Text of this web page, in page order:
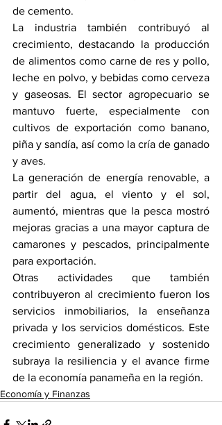
de cemento.
La industria también contribuyó al
crecimiento, destacando la producción
de alimentos como carne de res y pollo,
leche en polvo, y bebidas como cerveza
y gaseosas. El sector agropecuario se
mantuvo fuerte, especialmente con
cultivos de exportación como banano,
piña y sandía, así como la cría de ganado
y aves.
La generación de energía renovable, a
partir del agua, el viento y el sol,
aumentó, mientras que la pesca mostró
mejoras gracias a una mayor captura de
camarones y pescados, principalmente
para exportación.
Otras actividades que también
contribuyeron al crecimiento fueron los
servicios inmobiliarios, la enseñanza
privada y los servicios domésticos. Este
crecimiento generalizado y sostenido
subraya la resiliencia y el avance firme
de la economía panameña en la región.
Economía y Finanzas